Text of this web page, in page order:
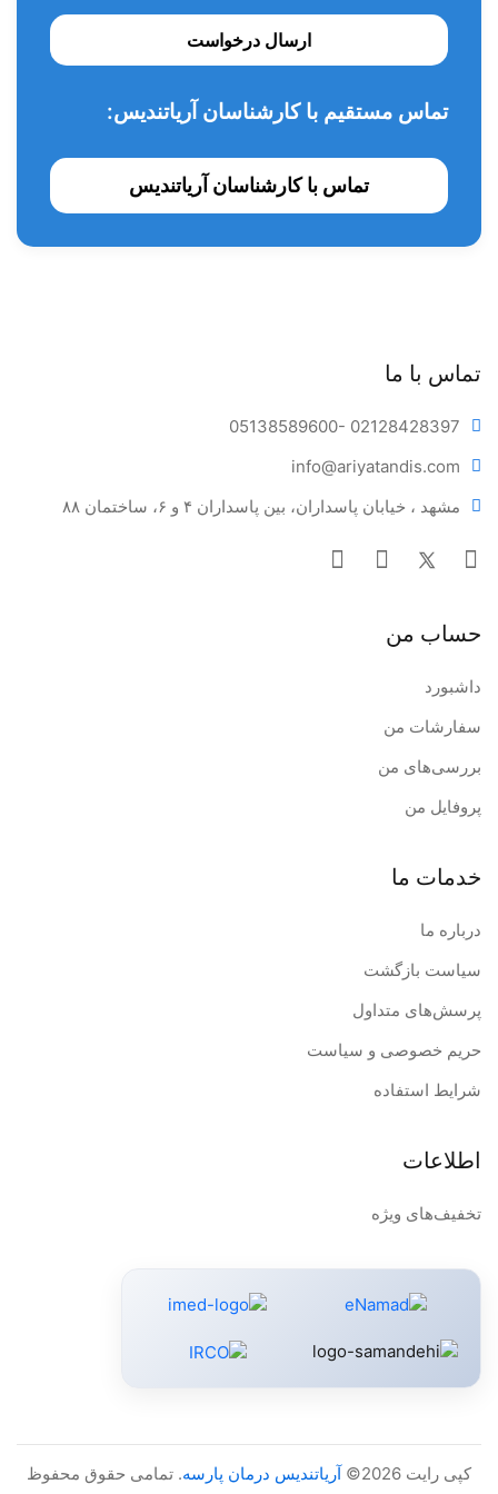
باقابلیت نصب چراغ ال ای دی زیبا همراه سنسور
با قابلیت نصب مخزن آب اضطراری و شستشو شلنگهای داخلی
قابلیت نصب آبگرمکن لیوان پر کن
قابلیت نصب لایت کیور
قابلیت نصب سیستم فایبراپتیک
قابلیت نصب ساکشن مرکزی مطابق استاندارد جهانی
قابلیت نصب میکروموتور
ارسال درخواست
تماس مستقیم با کارشناسان آریاتندیس:
تماس با کارشناسان آریاتندیس
تماس با ما
05138589600- 02128428397
info@ariyatandis.com
مشهد ، خیابان پاسداران، بین پاسداران ۴ و ۶، ساختمان ۸۸
حساب من
داشبورد
سفارشات من
بررسی‌های من
پروفایل من
خدمات ما
درباره ما
سیاست بازگشت
پرسش‌های متداول
حریم خصوصی و سیاست
شرایط استفاده
اطلاعات
تخفیف‌های ویژه
کپی رایت 2026© آریاتندیس درمان پارسه. تمامی حقوق محفوظ